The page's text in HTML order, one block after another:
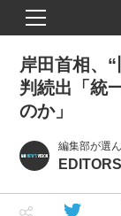
編集部が選
岸田首相、
判続出「統
のか」